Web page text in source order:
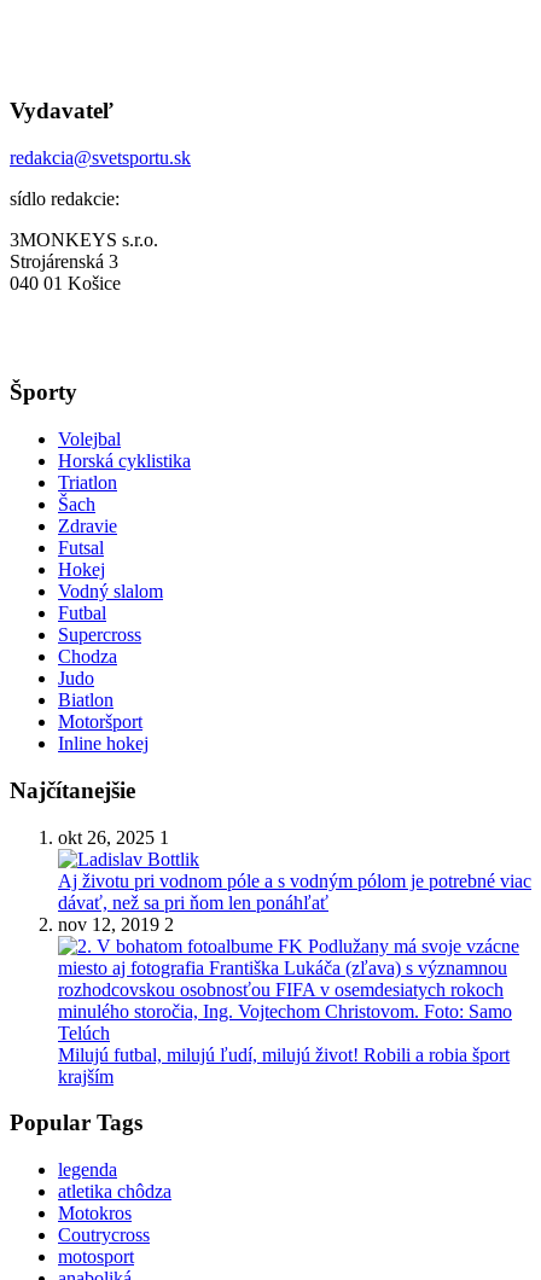
Vydavateľ
redakcia@svetsportu.sk
sídlo redakcie:
3MONKEYS s.r.o.
Strojárenská 3
040 01 Košice
Športy
Volejbal
Horská cyklistika
Triatlon
Šach
Zdravie
Futsal
Hokej
Vodný slalom
Futbal
Supercross
Chodza
Judo
Biatlon
Motoršport
Inline hokej
Najčítanejšie
okt 26, 2025 1
Aj životu pri vodnom póle a s vodným pólom je potrebné viac
dávať, než sa pri ňom len ponáhľať
nov 12, 2019 2
Milujú futbal, milujú ľudí, milujú život! Robili a robia šport
krajším
Popular Tags
legenda
atletika chôdza
Motokros
Coutrycross
motosport